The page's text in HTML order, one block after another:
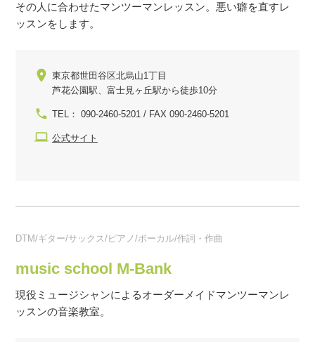
その人に合わせたマンツーマンレッスン。悪い癖を直すレ
ッスンをします。
東京都世田谷区北烏山1丁目
芦花公園駅、富士見ヶ丘駅から徒歩10分
TEL： 090-2460-5201 / FAX 090-2460-5201
公式サイト
DTM/ギター/サックス/ピアノ/ボーカル/作詞・作曲
music school M-Bank
現役ミュージシャンによるオーダーメイドマンツーマンレ
ッスンの音楽教室。